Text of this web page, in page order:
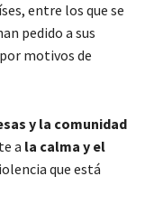
entre los que se
pedido a sus
por motivos de
y la comunidad
a la calma y el
que está